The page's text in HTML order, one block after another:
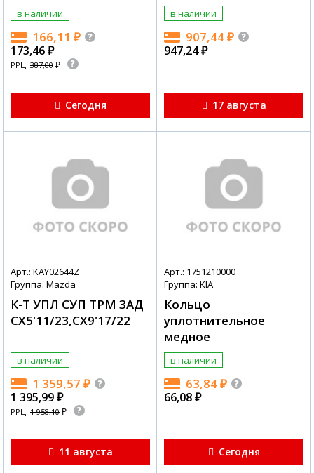
в наличии
166,11 ₽
173,46₽
РРЦ: 387,00 ₽
Сегодня
в наличии
907,44₽
947,24₽
17 августа
Арт.: KAY02644Z
Группа: Mazda
К-Т УПЛ СУП ТРМ ЗАД
CX5'11/23,CX9'17/22
в наличии
1 359,57 ₽
1 395,99₽
РРЦ: 1 958,10 ₽
11 августа
Арт.: 1751210000
Группа: KIA
Кольцо
уплотнительное
медное
в наличии
63,84₽
66,08₽
Сегодня